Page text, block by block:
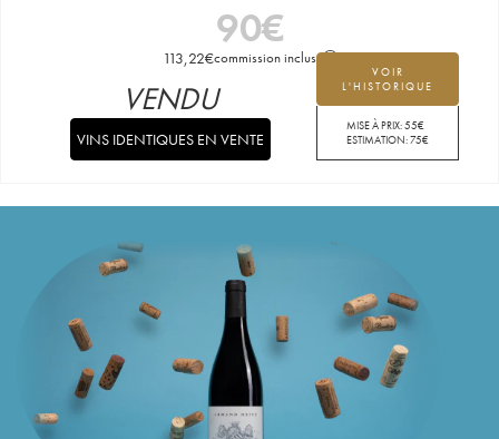
90€
113,22€commission incluse
VOIR
L'HISTORIQUE
MISE À PRIX:55€
ESTIMATION:75€
VENDU
VINS IDENTIQUES EN VENTE